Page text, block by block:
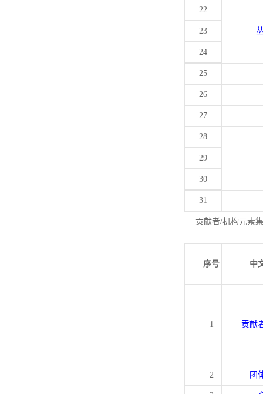
22
23
24
25
26
27
28
29
30
31
贡献者/机构元素
序号 中
1 贡献
2 团